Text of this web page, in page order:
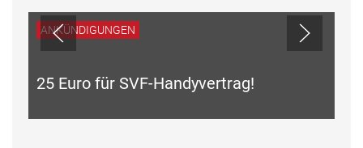
SVF-Handyvertrag!